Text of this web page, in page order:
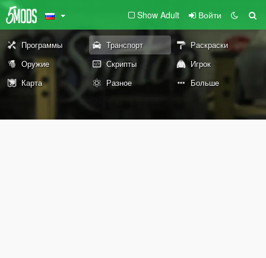
Show Adult Войти
Программы Транспорт
Раскраски
Оружие
Скрипты
Игрок
Карта
Разное Больше